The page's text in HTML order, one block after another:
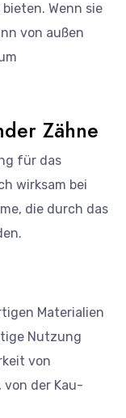
Wenn sie
von außen
Zähne
für das
wirksam bei
die durch das
Materialien
Nutzung
von
von der Kau-